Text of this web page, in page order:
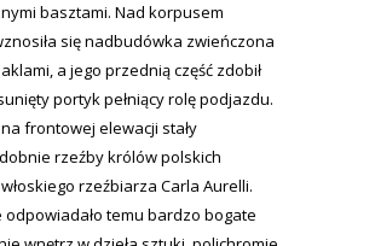
basztami. Nad korpusem
się nadbudówka zwieńczona
a jego przednią część zdobił
portyk pełniący rolę podjazdu.
frontowej elewacji stały
rzeźby królów polskich
rzeźbiarza Carla Aurelli.
odpowiadało temu bardzo bogate